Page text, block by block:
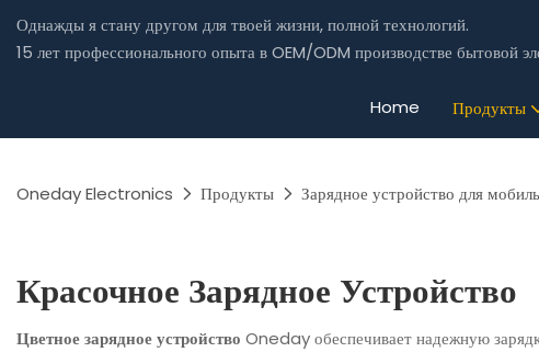
Однажды я стану другом для твоей жизни, полной технологий.
15 лет профессионального опыта в OEM/ODM производстве бытовой
Home Продукты
Oneday Electronics Продукты Зарядное устройство для
Красочное Зарядное Устройство
Цветное зарядное устройство Oneday обеспечивает надежную